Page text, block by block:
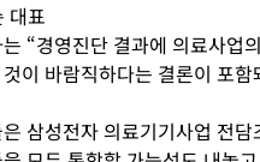
대표
“경영진단 결과에 의료사업
이 바람직하다는 결론이 포
삼성전자 의료기기사업 전